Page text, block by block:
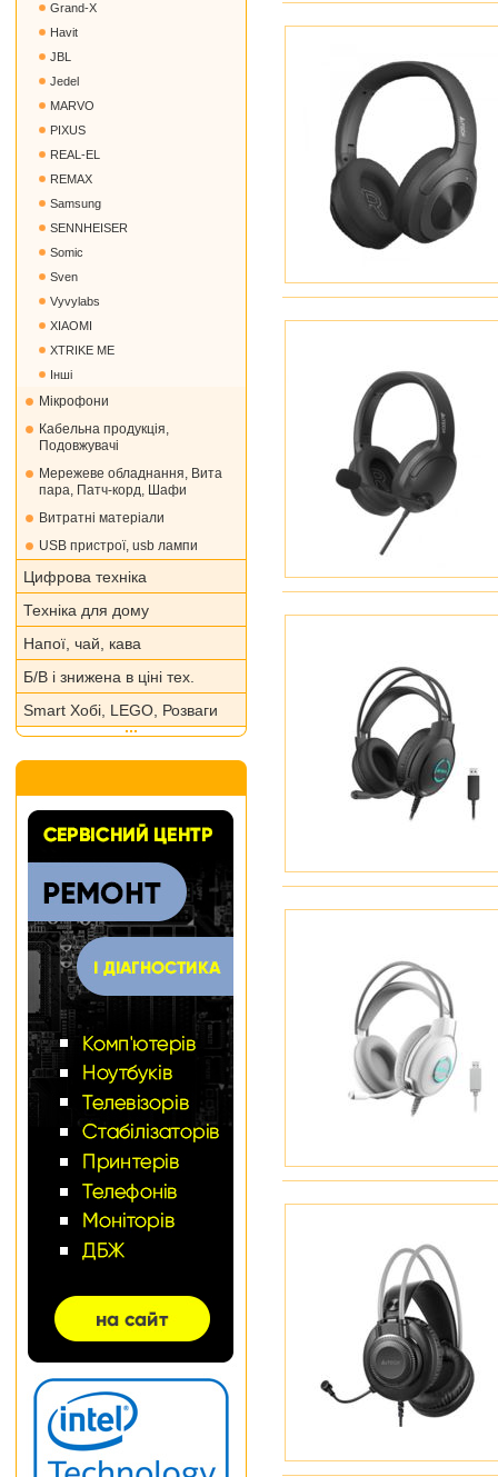
Grand-X
Havit
JBL
Jedel
MARVO
PIXUS
REAL-EL
REMAX
Samsung
SENNHEISER
Somic
Sven
Vyvylabs
XIAOMI
XTRIKE ME
Інші
Мікрофони
Кабельна продукція,
Подовжувачі
Мережеве обладнання, Вита
пара, Патч-корд, Шафи
Витратні матеріали
USB пристрої, usb лампи
Цифрова техніка
Техніка для дому
Напої, чай, кава
Б/В і знижена в ціні тех.
Smart Хобі, LEGO, Розваги